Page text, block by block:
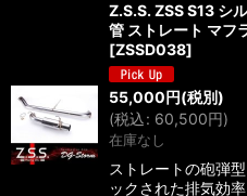
Z.S.S. ZSS S13 シ
管 ストレート マフ
[ZSSD038]
55,000円(税別)
(税込: 60,500円)
在庫なし
ストレートの砲弾
ックされた排気効